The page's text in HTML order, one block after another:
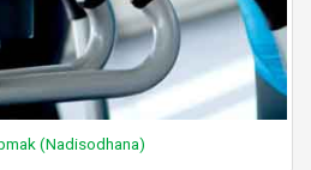
(Nadisodhana)